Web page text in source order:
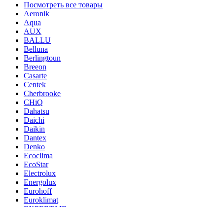
Посмотреть все товары
Aeronik
Aqua
AUX
BALLU
Belluna
Berlingtoun
Breeon
Casarte
Centek
Cherbrooke
CHiQ
Dahatsu
Daichi
Daikin
Dantex
Denko
Ecoclima
EcoStar
Electrolux
Energolux
Eurohoff
Euroklimat